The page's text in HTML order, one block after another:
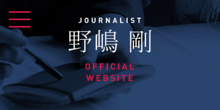
content